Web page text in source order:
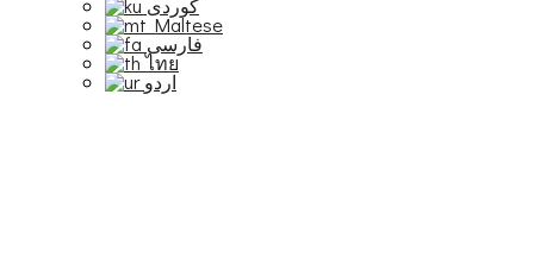
Maltese
فارسی
ไทย
اردو